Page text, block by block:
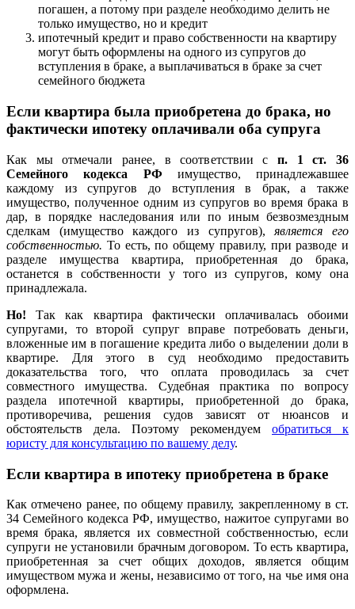
погашен, а потому при разделе необходимо делить не
только имущество, но и кредит
ипотечный кредит и право собственности на квартиру
могут быть оформлены на одного из супругов до
вступления в браке, а выплачиваться в браке за счет
семейного бюджета
Если квартира была приобретена до брака, но
фактически ипотеку оплачивали оба супруга
Как мы отмечали ранее, в соответствии с п. 1 ст. 36
Семейного кодекса РФ имущество, принадлежавшее
каждому из супругов до вступления в брак, а также
имущество, полученное одним из супругов во время брака в
дар, в порядке наследования или по иным безвозмездным
сделкам (имущество каждого из супругов),является его
собственностью. То есть, по общему правилу, при разводе и
разделе имущества квартира, приобретенная до брака,
останется в собственности у того из супругов, кому она
принадлежала.
Но! Так как квартира фактически оплачивалась обоими
супругами, то второй супруг вправе потребовать деньги,
вложенные им в погашение кредита либо о выделении доли в
квартире. Для этого в суд необходимо предоставить
доказательства того, что оплата проводилась за счет
совместного имущества. Судебная практика по вопросу
раздела ипотечной квартиры, приобретенной до брака,
противоречива, решения судов зависят от нюансов и
обстоятельств дела. Поэтому рекомендуем обратиться к
юристу для консультацию по вашему делу.
Если квартира в ипотеку приобретена в браке
Как отмечено ранее, по общему правилу, закрепленному в ст.
34 Семейного кодекса РФ, имущество, нажитое супругами во
время брака, является их совместной собственностью, если
супруги не установили брачным договором. То есть квартира,
приобретенная за счет общих доходов, является общим
имуществом мужа и жены, независимо от того, на чье имя она
оформлена.